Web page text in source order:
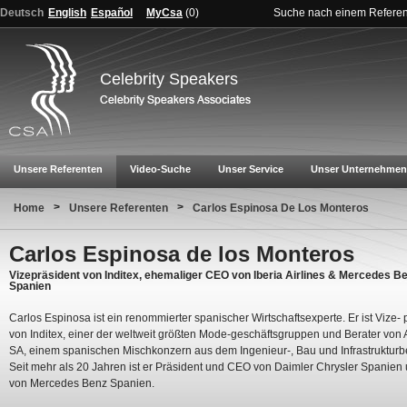
Deutsch English Español MyCsa (0) Suche nach einem
Celebrity Speakers
Unsere Referenten Video-Suche Unser Service Unser Unternehmen
Home > Unsere Referenten > Carlos Espinosa De Los Monteros
Carlos Espinosa de los Monteros
Vizepräsident von Inditex, ehemaliger CEO von Iberia Airlines & Mercedes
Spanien
Carlos Espinosa ist ein renommierter spanischer Wirtschaftsexperte. Er ist Vize-
von Inditex, einer der weltweit größten Mode-geschäftsgruppen und Berater von
SA, einem spanischen Mischkonzern aus dem Ingenieur-, Bau und
Seit mehr als 20 Jahren ist er Präsident und CEO von Daimler Chrysler Spanien
von Mercedes Benz Spanien.